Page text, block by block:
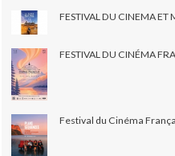
FESTIVAL DU CINEMA ET
FESTIVAL DU CINÉMA
Festival du Cinéma